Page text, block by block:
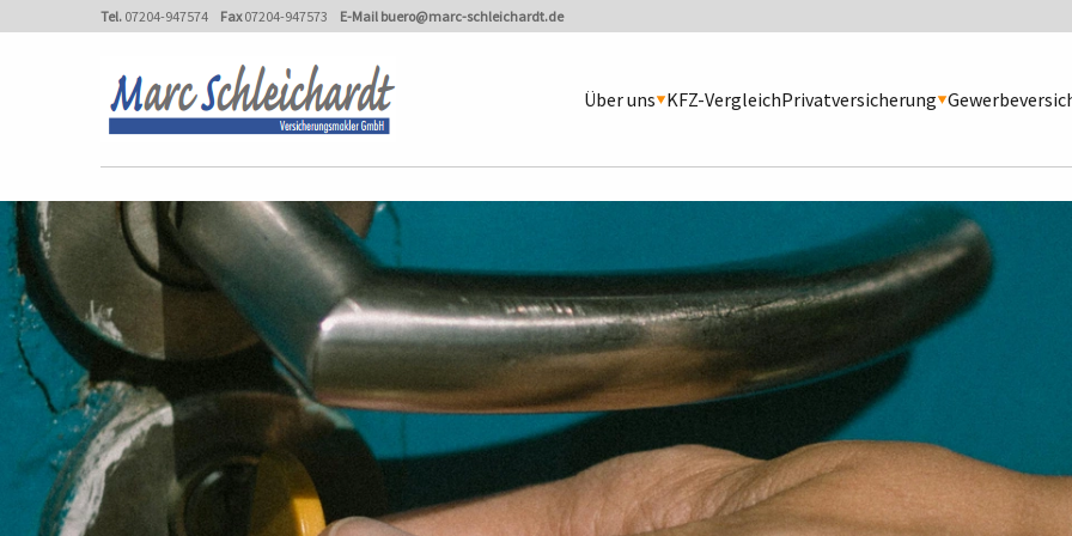
Tel. 07204-947574 Fax07204-947573 E-Mail buero@marc-schleichardt.de
Über uns KFZ-VergleichPrivatversicherung